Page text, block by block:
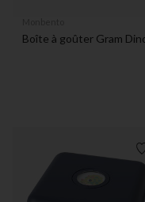
Boîte à goûter Gram